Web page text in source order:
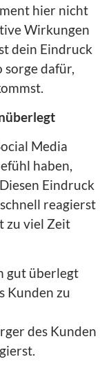
hier nicht
Wirkungen
dein Eindruck
dafür,
Media
haben,
Eindruck
reagierst
zu viel Zeit
gut überlegt
Kunden zu
des Kunden